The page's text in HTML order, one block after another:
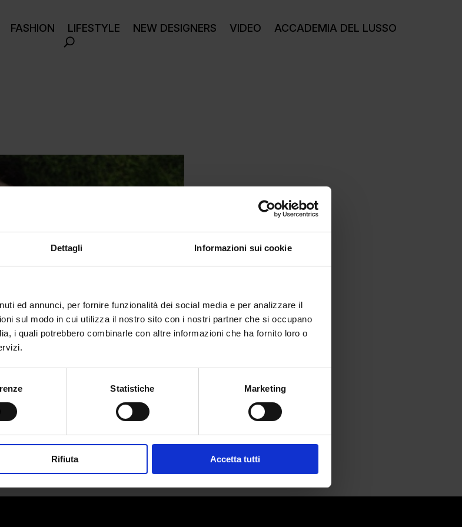
Dettagli Informazioni sui cookie
ed annunci, per fornire funzionalità dei social media e per analizzare il
sul modo in cui utilizza il nostro sito con i nostri partner che si occupano
i quali potrebbero combinarle con altre informazioni che ha fornito loro o
Statistiche Marketing
Rifiuta Accetta tutti
FASHION LIFESTYLE NEW DESIGNERS VIDEO ACCADEMIA DEL LUSSO
scomoda ma fondamentale
potere del rossore: perché ci...